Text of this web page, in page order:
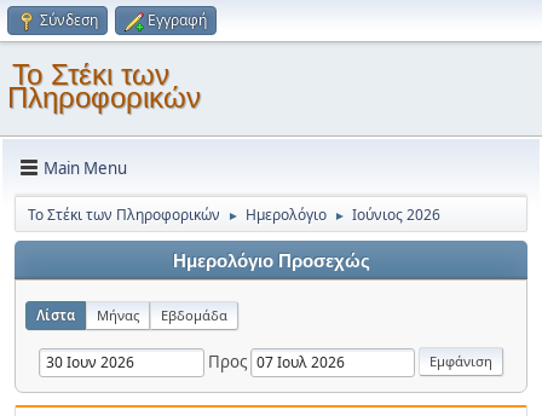
Σύνδεση Εγγραφή
Το Στέκι των
Πληροφορικών
Main Menu
Το Στέκι των Πληροφορικών ► Ημερολόγιο ► Ιούνιος 2026
Ημερολόγιο Προσεχώς
Λίστα Μήνας Εβδομάδα
Προς